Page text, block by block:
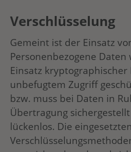
Verschlüsselung
Gemeint ist der Einsatz
Personenbezogene
Einsatz
unbefugtem Zugriff
bzw. muss bei Daten in
Übertragung
lückenlos. Die eingesetzten